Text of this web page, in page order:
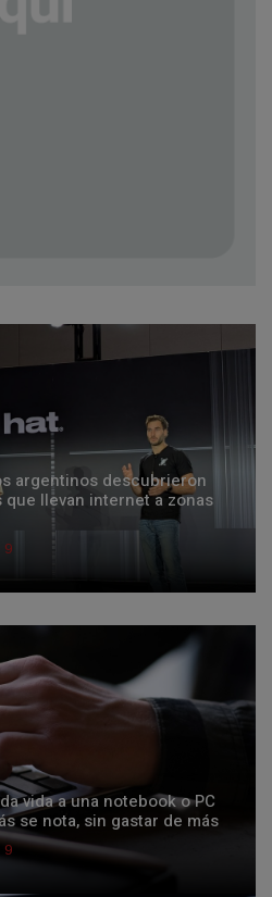
argentinos descubrieron
llevan internet a zonas
9
vida a una notebook o PC
se nota, sin gastar de más
9